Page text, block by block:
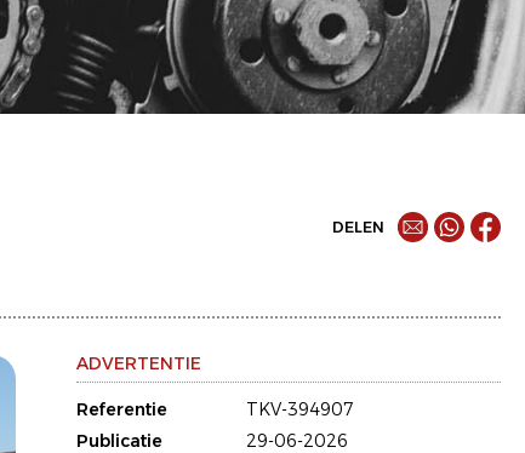
DELEN
ADVERTENTIE
Referentie
TKV-394907
Publicatie
29-06-2026